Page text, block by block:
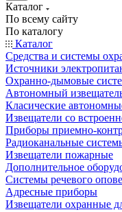
Каталог
По всему сайту
По каталогу
Каталог
Средства и системы
Источники
Охранно-дымовые
Автономный
Класические
Извещатели со
Приборы приемно-
Радиоканальные
Извещатели пожарные
Дополнительное
Системы речевого
Адресные приборы
Извещатели охранные